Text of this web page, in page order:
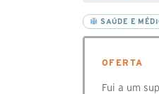
SAÚDE E
OFERTA
Fui a um